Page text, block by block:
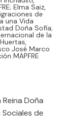
Elma Saiz,
de
una Vida
Doña Sofía;
de la
José Marco
MAPFRE
Doña
de